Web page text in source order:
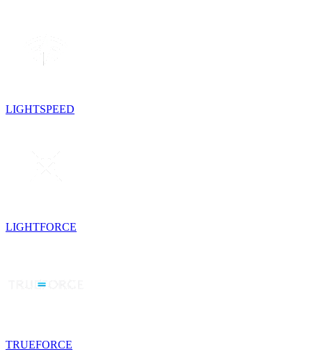
LIGHTSPEED
LIGHTFORCE
TRUEFORCE